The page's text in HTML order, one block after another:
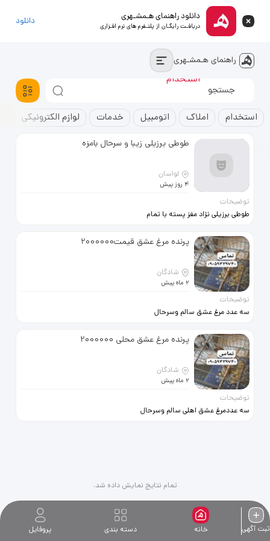
ثبت آگهی خانه دسته بندی پروفایل
دانلود راهنمای هـمشـهری
دریافـت رایگـان از پلتـفرم های نرم افـزاری دانلود
راهنمای هـمشـهری
استخدام املاک اتومبیل خدمات لوازم الکترونیکی
طوطی برزیلی زیبا و سرحال بامزه
لواسان
4 روز پیش
توضیحات
طوطی برزیلی نژاد مغز پسته با تمام‌
پرنده مرغ عشق قیمت2000000
شادگان
2 ماه پیش
توضیحات
سه عدد مرغ عشق سالم وسرحال
09059439740
پرنده مرغ عشق محلی 2000000
شادگان
2 ماه پیش
توضیحات
سه عددمرغ عشق اهلی سالم وسرحال
تمام نتایج نمایش داده شد.